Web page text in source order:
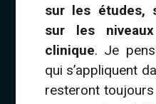
sur les études,
sur les
clinique. Je
qui s’appliquent
resteront